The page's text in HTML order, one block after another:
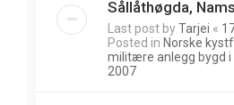
Sållåthøgda,
Last post byTarjei «
Posted in Norske
militære anlegg bygd i
2007